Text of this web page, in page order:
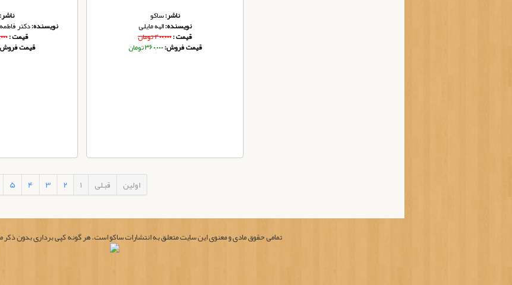
ناشر:ساکو
نویسنده:الهه مایلی
قیمت :۴۰۰,۰۰۰ تومان
قیمت فروش:۳۶۰,۰۰۰ تومان
ناشر:
نویسنده:دکتر
قیمت :
قیمت
اولین قبلی 1
2
3
4
5
تمامی حقوق مادی و معنوی این سایت متعلق به انتشارات ساکو است. هر گونه کپی برداری بدون ذکر